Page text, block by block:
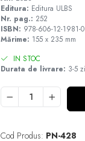
Editura: Editura ULBS
Nr. pag.: 252
ISBN: 978-606-12-1981-0
Mărime: 155 x 235 mm
IN STOC
Durata de livrare: 3-5
Cod Produs: PN-428